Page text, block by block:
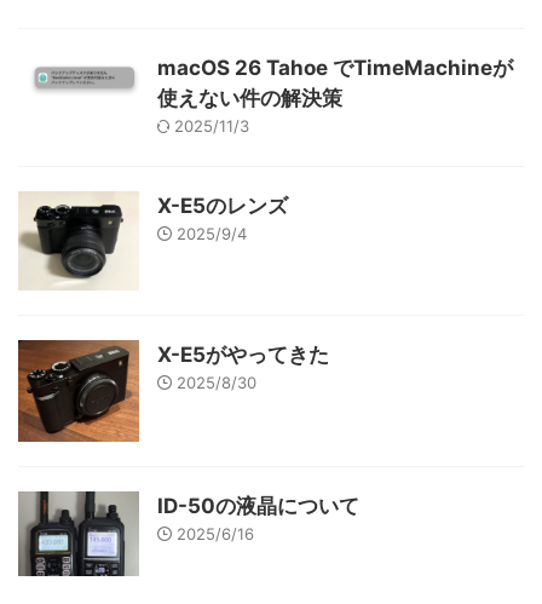
macOS 26 Tahoe でTimeMachineが
使えない件の解決策
2025/11/3
X-E5のレンズ
2025/9/4
X-E5がやってきた
2025/8/30
ID-50の液晶について
2025/6/16